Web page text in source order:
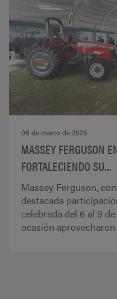
06 de marzo de 2025
MASSEY FERGUSON
FORTALECIENDO SU...
Massey Ferguson,
destacada
celebrada del 6 al 9
ocasión